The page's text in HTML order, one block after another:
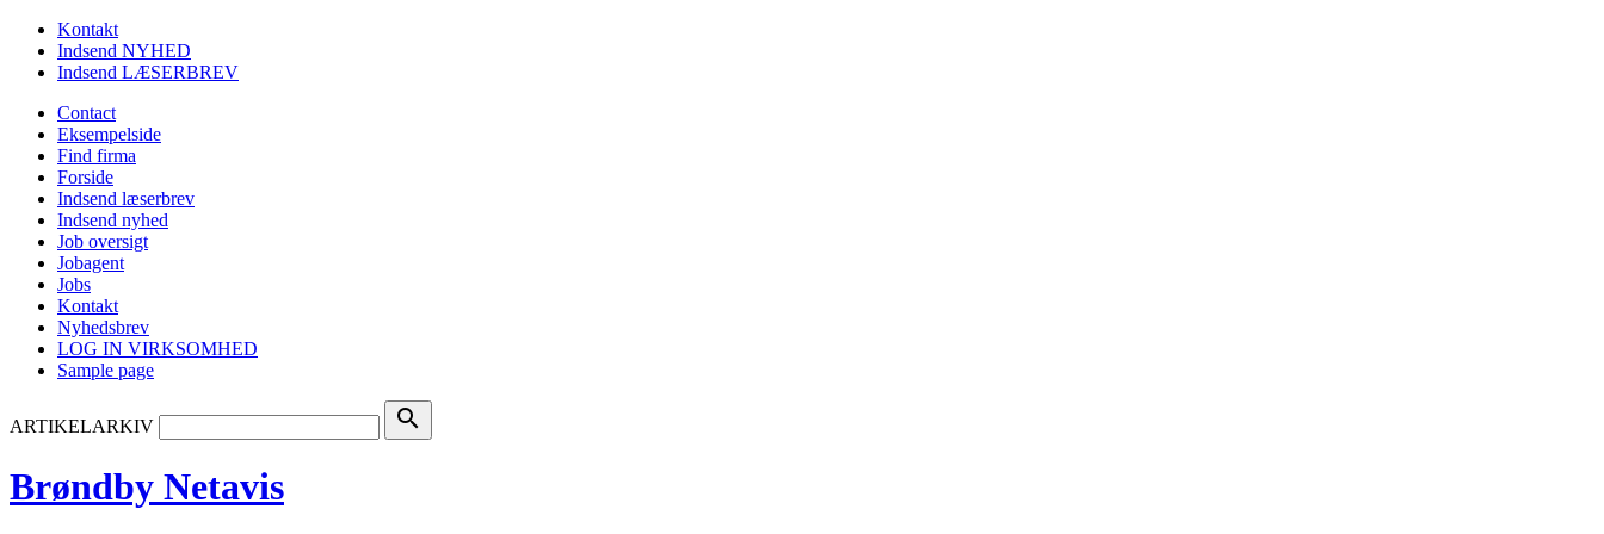
Kontakt
Indsend NYHED
Indsend LÆSERBREV
Contact
Eksempelside
Find firma
Forside
Indsend læserbrev
Indsend nyhed
Job oversigt
Jobagent
Jobs
Kontakt
Nyhedsbrev
LOG IN VIRKSOMHED
Sample page
ARTIKELARKIV search
Brøndby Netavis